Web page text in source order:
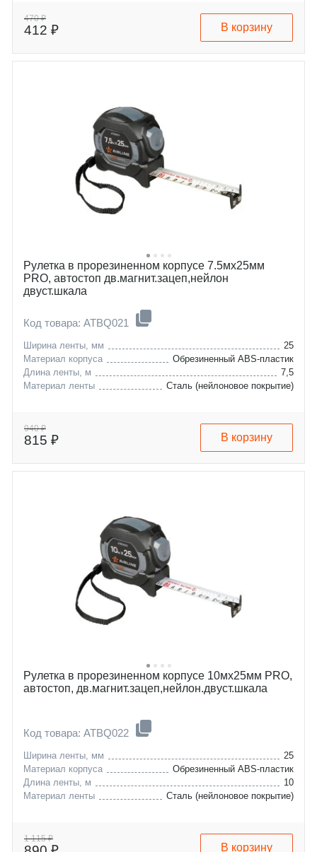
470 ₽
412 ₽ В корзину
Рулетка в прорезиненном корпусе 7.5мх25мм
PRO, автостоп дв.магнит.зацеп,нейлон
двуст.шкала
Код товара: ATBQ021
Ширина ленты, мм
25
Материал корпуса
Обрезиненный ABS-пластик
Длина ленты, м
7,5
Материал ленты
Сталь (нейлоновое покрытие)
940 ₽
815 ₽ В корзину
Рулетка в прорезиненном корпусе 10мх25мм PRO,
автостоп, дв.магнит.зацеп,нейлон.двуст.шкала
Код товара: ATBQ022
Ширина ленты, мм
25
Материал корпуса
Обрезиненный ABS-пластик
Длина ленты, м
10
Материал ленты
Сталь (нейлоновое покрытие)
1 115 ₽
В корзину